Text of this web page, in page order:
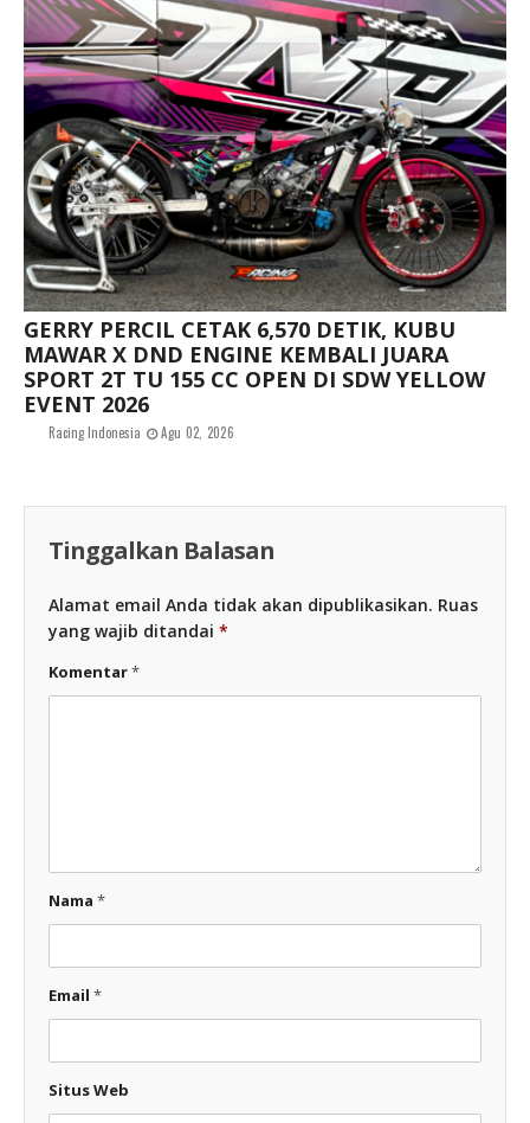
GERRY PERCIL CETAK 6,570 DETIK, KUBU
MAWAR X DND ENGINE KEMBALI JUARA
SPORT 2T TU 155 CC OPEN DI SDW YELLOW
EVENT 2026
Racing Indonesia Agu 02, 2026
Tinggalkan Balasan
Alamat email Anda tidak akan dipublikasikan. Ruas
yang wajib ditandai *
Komentar*
Nama *
Email *
Situs Web